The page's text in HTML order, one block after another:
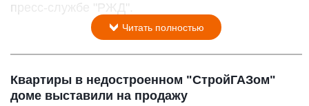
пресс-службе "РЖД".
Читать полностью
Квартиры в недостроенном "СтройГАЗом"
доме выставили на продажу